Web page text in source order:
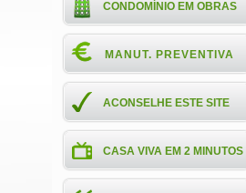
CONDOMÍNIO EM OBRAS
MANUT. PREVENTIVA
ACONSELHE ESTE SITE
CASA VIVA EM 2 MINUTOS